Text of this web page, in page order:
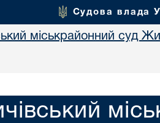
Судова влада
міськрайонний суд